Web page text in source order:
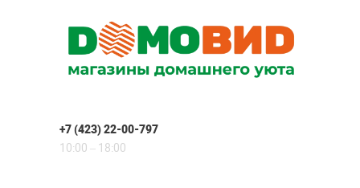
+7 (423) 22-00-797
10:00 – 18:00